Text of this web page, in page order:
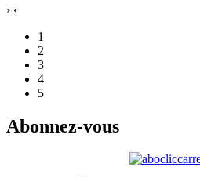
› ‹
1
2
3
4
5
Abonnez-vous